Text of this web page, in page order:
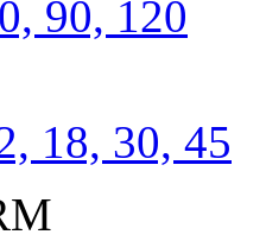
90, 120
18, 30, 45